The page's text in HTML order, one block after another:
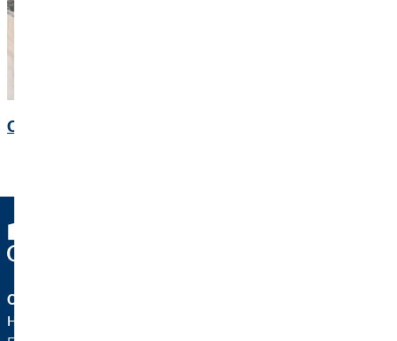
OVB Karriere
OVB Holding AG
Heumarkt 1